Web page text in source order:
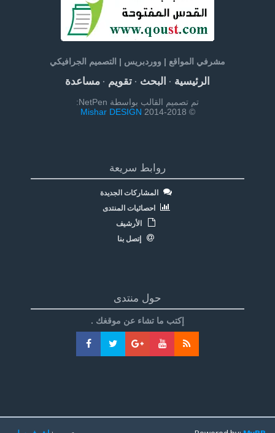
مشرفي المواقع | ووردبريس | التصميم الجرافيكي
الرئيسية· البحث· تقويم· مساعدة
تم تصميم القالب بواسطة NetPen:
© 2014-2018
Mishar DESIGN
روابط سريعة
المشاركات الجديدة
احصائيات المنتدى
الأرشيف
إتصل بنا
حول منتدى
إكتب ما تشاء عن موقغك .